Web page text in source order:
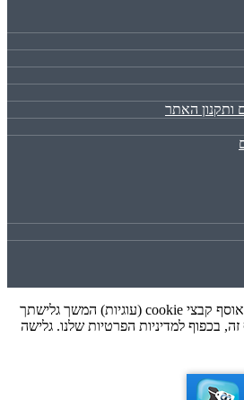
ותקנון האתר
אוהבים עוגיות? האתר שלנו אוסף קבצי cookie (עוגיות) המשך גלישתך
בכפוף למדיניות הפרטיות שלנו. גלישה